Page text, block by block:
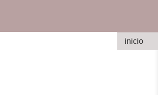
inicio